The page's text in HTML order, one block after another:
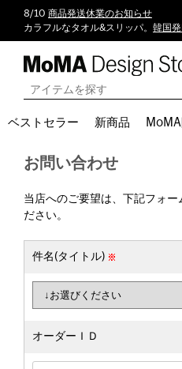
8/10 商品発送休業のお知らせ
カラフルなタオル&スリッパ。 韓国
ベストセラー 新商品
お問い合わせ
当店へのご要望は、下記フォー
ださい。
件名(タイトル)
オーダーＩＤ